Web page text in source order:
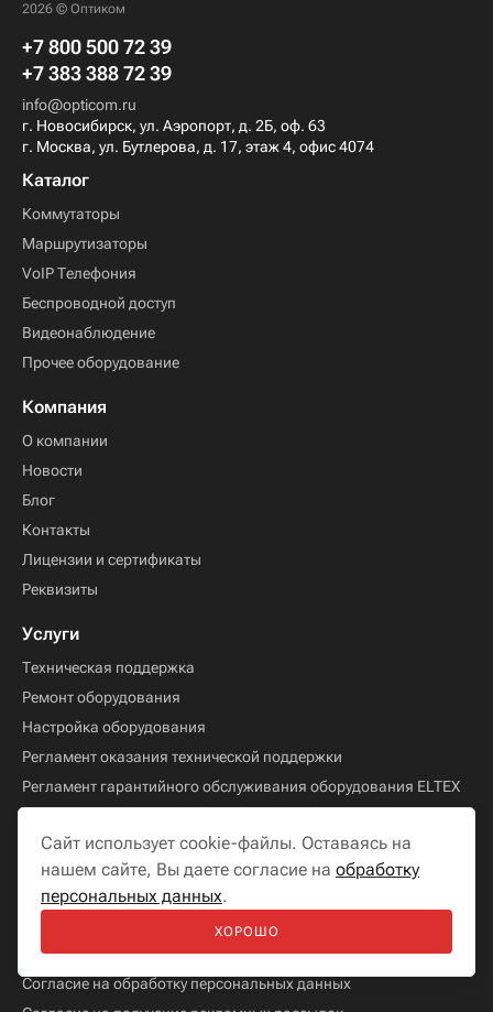
2026 © Оптиком
+7 800 500 72 39
+7 383 388 72 39
info@opticom.ru
г. Новосибирск, ул. Аэропорт, д. 2Б, оф. 63
г. Москва, ул. Бутлерова, д. 17, этаж 4, офис 4074
Каталог
Коммутаторы
Маршрутизаторы
VoIP Телефония
Беспроводной доступ
Видеонаблюдение
Прочее оборудование
Компания
О компании
Новости
Блог
Контакты
Лицензии и сертификаты
Реквизиты
Услуги
Техническая поддержка
Ремонт оборудования
Настройка оборудования
Регламент оказания технической поддержки
Регламент гарантийного обслуживания оборудования ELTEX
Информация
Условия оплаты
Гарантия на товар
Политика в отношении обработки персональных данных
Согласие на обработку персональных данных
Сайт использует cookie-файлы. Оставаясь на
нашем сайте, Вы даете согласие на обработку
персональных данных.
ХОРОШО